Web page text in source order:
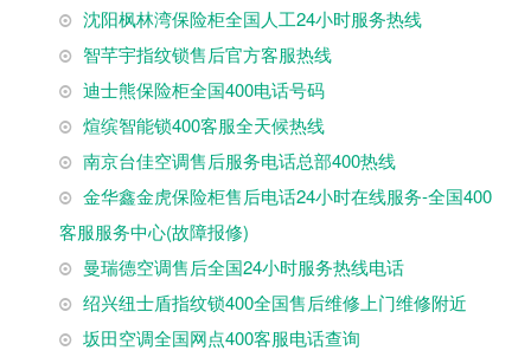
沈阳枫林湾保险柜全国人工24小时服务热线
智芊宇指纹锁售后官方客服热线
迪士熊保险柜全国400电话号码
煊缤智能锁400客服全天候热线
南京台佳空调售后服务电话总部400热线
金华鑫金虎保险柜售后电话24小时在线服务-全国400
客服服务中心(故障报修)
曼瑞德空调售后全国24小时服务热线电话
绍兴纽士盾指纹锁400全国售后维修上门维修附近
坂田空调全国网点400客服电话查询